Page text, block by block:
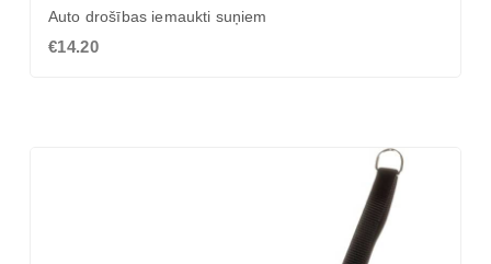
Auto drošības iemaukti suņiem
€14.20